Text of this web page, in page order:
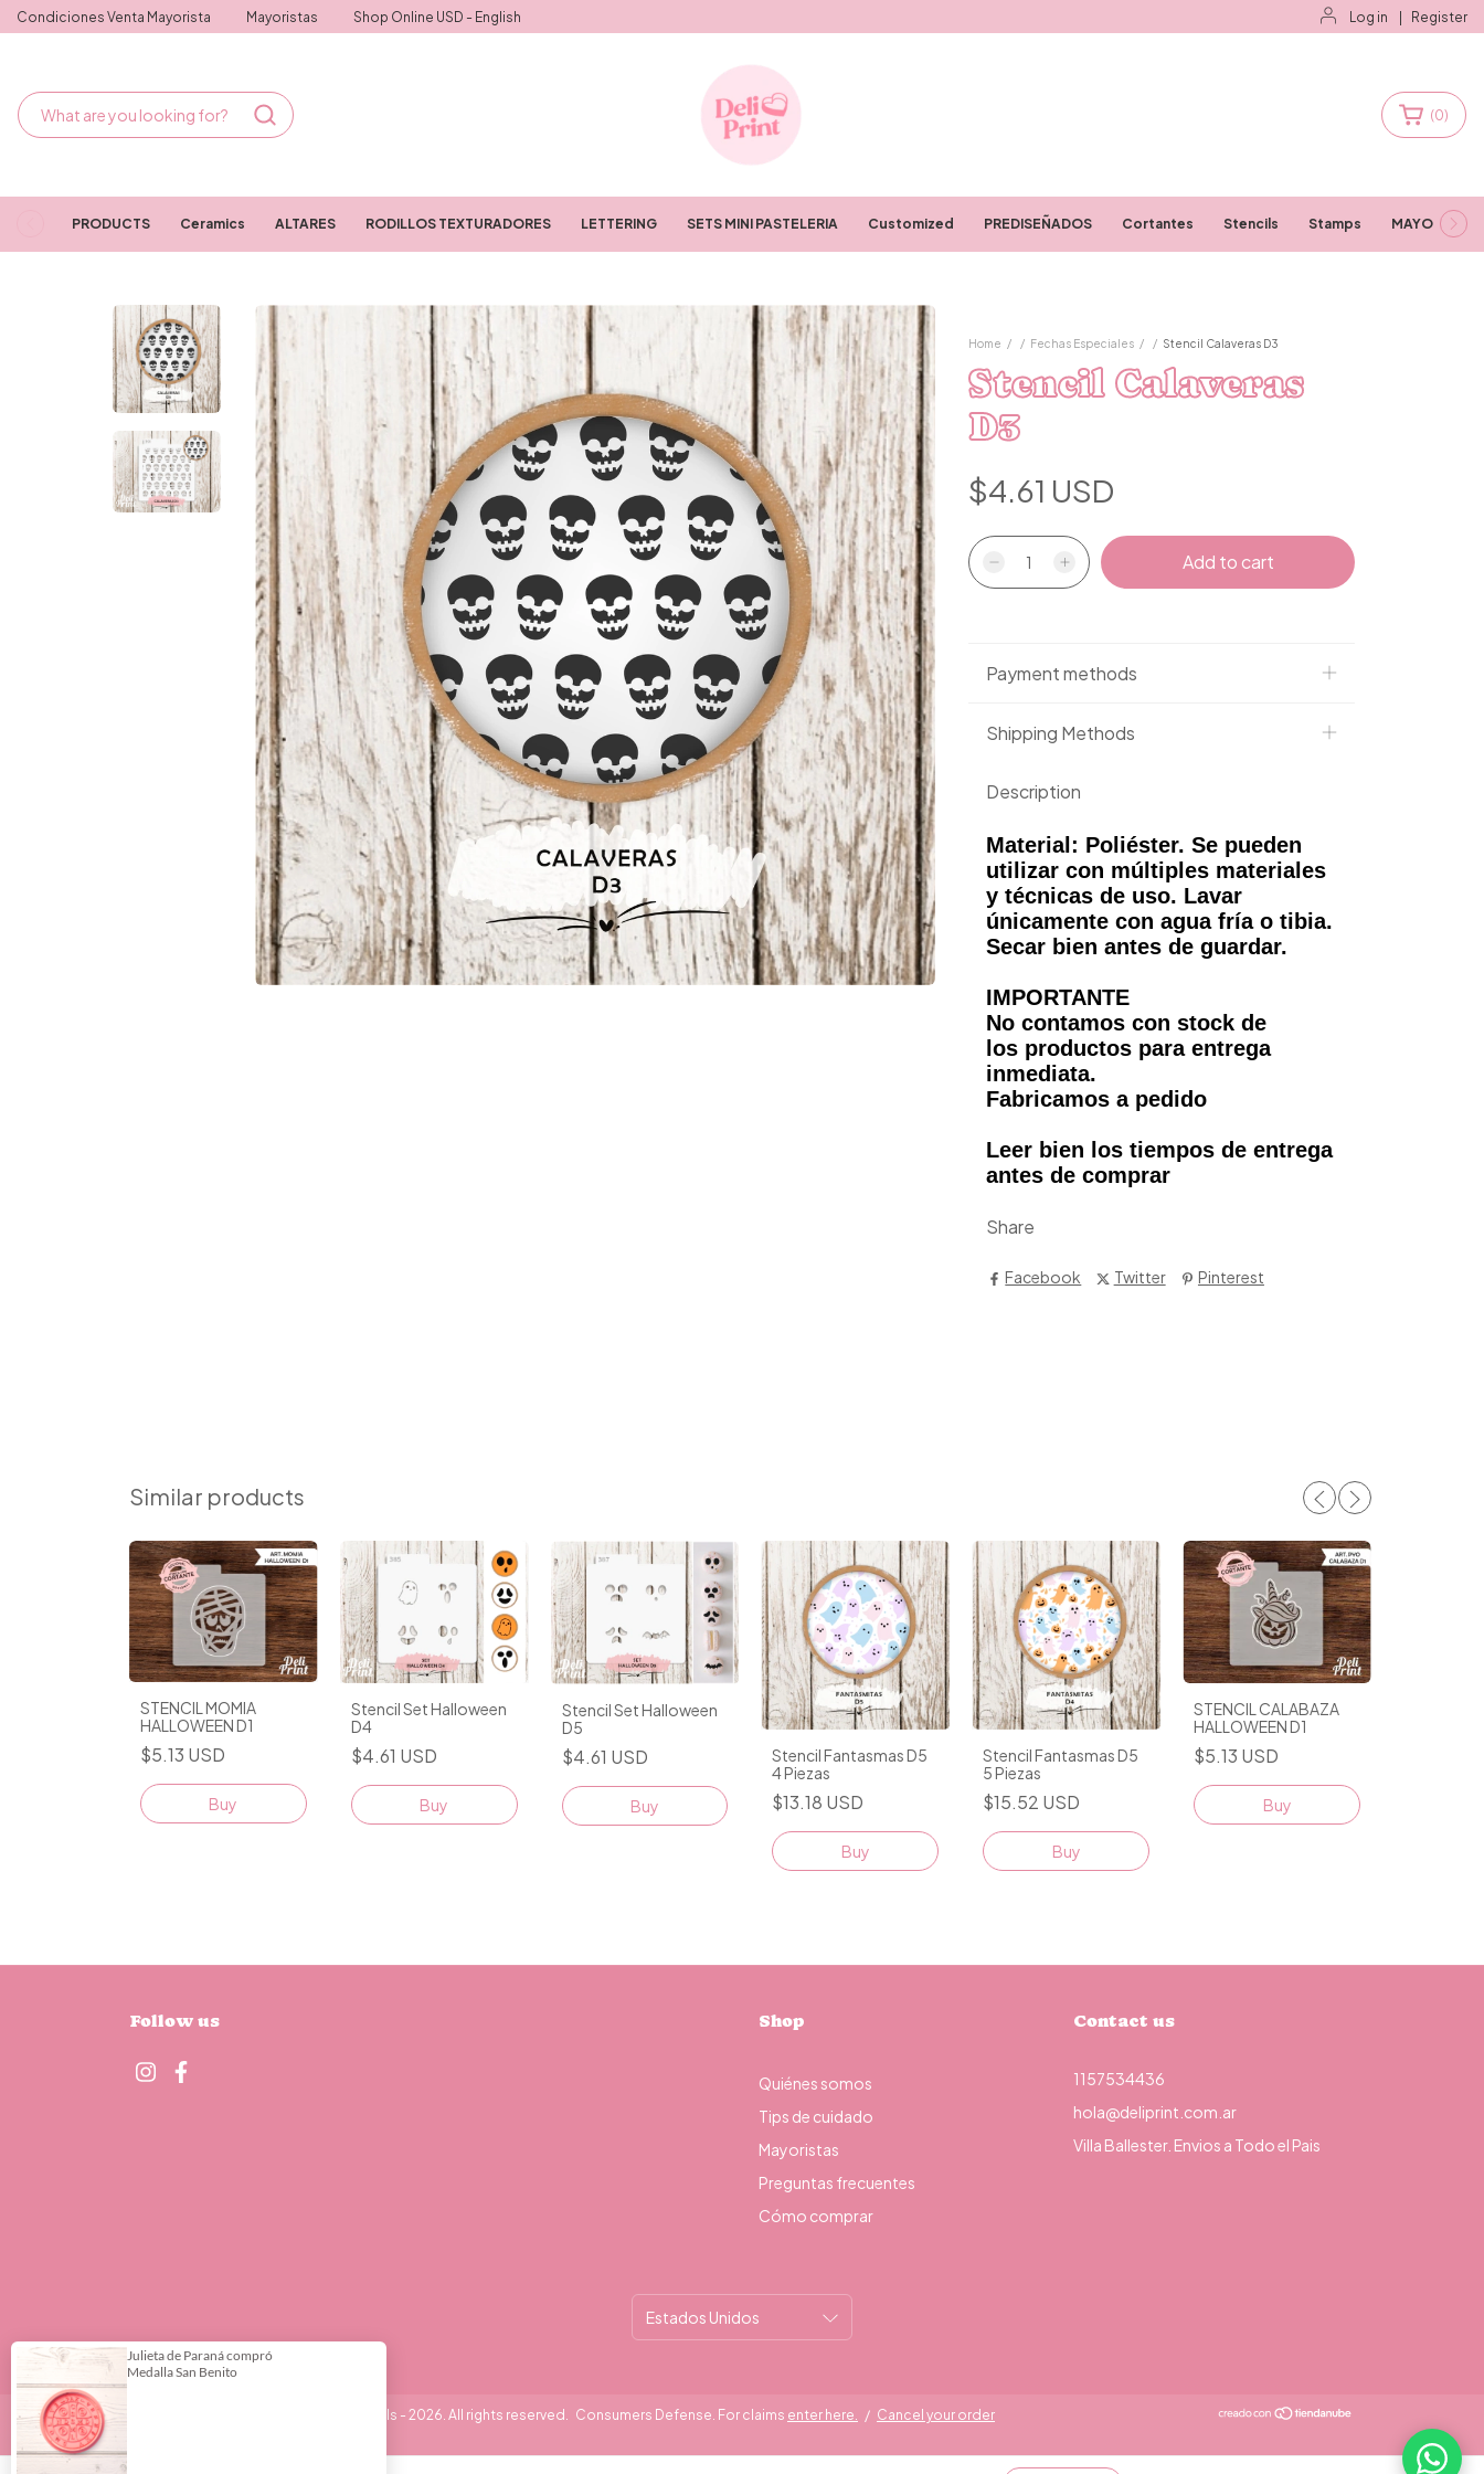
Condiciones Venta Mayorista Mayoristas Shop Online USD - English Log in Register
(0)
PRODUCTS Ceramics ALTARES RODILLOS TEXTURADORES LETTERING SETS MINI PASTELERIA Customized PREDISEÑADOS Cortantes Stencils Stamps MAYORISTAS
Home / / Fechas Especiales / / Stencil Calaveras D3
Stencil Calaveras
D3
$4.61 USD
Payment methods
Shipping Methods
Description
Material: Poliéster. Se pueden
utilizar con múltiples materiales
y técnicas de uso. Lavar
únicamente con agua fría o tibia.
Secar bien antes de guardar.
IMPORTANTE
No contamos con stock de
los productos para entrega
inmediata.
Fabricamos a pedido
Leer bien los tiempos de entrega
antes de comprar
Share
Facebook Twitter Pinterest
Similar products
STENCIL MOMIA
HALLOWEEN D1
$5.13 USD
Buy
Stencil Set Halloween
D4
$4.61 USD
Stencil Set Halloween
D5
$4.61 USD
Stencil Fantasmas D5
4 Piezas
$13.18 USD
Stencil Fantasmas D5
5 Piezas
$15.52 USD
STENCIL CALABAZA
HALLOWEEN D1
$5.13 USD
Buy
Follow us Shop
Quiénes somos
Tips de cuidado
Mayoristas
Preguntas frecuentes
Cómo comprar
Contact us
1157534436
hola@deliprint.com.ar
Villa Ballester. Envios a Todo el Pais
Copyright DeliPrint - Cortantes y Stencils - 2026. All rights reserved. Consumers Defense. For claims enter here. / Cancel your order